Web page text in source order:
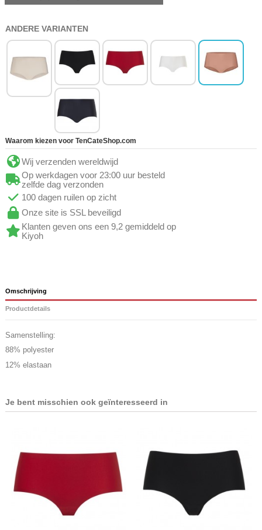
ANDERE VARIANTEN
Waarom kiezen voor TenCateShop.com
Wij verzenden wereldwijd
Op werkdagen voor 23:00 uur besteld
zelfde dag verzonden
100 dagen ruilen op zicht
Onze site is SSL beveiligd
Klanten geven ons een 9,2 gemiddeld op
Kiyoh
Omschrijving
Productdetails
Samenstelling:
88% polyester
12% elastaan
Je bent misschien ook geïnteresseerd in